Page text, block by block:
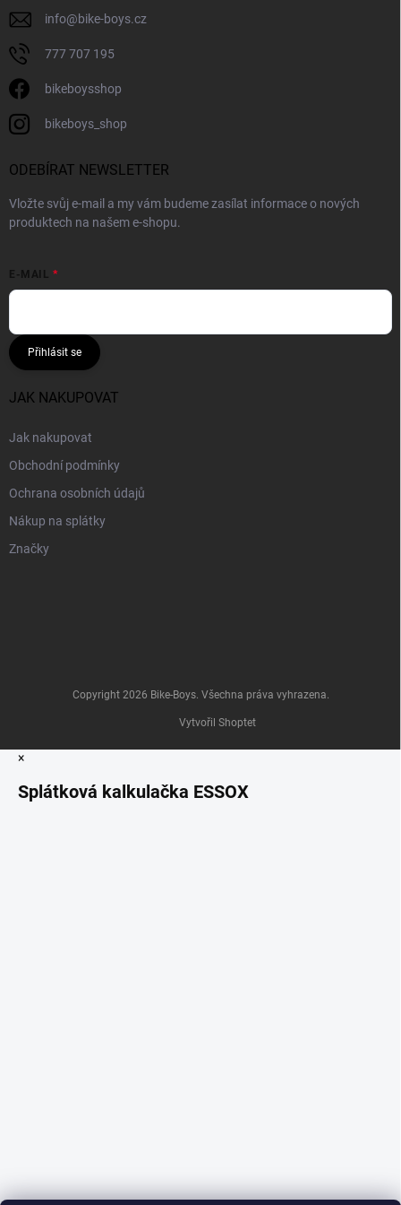
info@bike-boys.cz
777 707 195
bikeboysshop
bikeboys_shop
ODEBÍRAT NEWSLETTER
Vložte svůj e-mail a my vám budeme zasílat informace o nových
produktech na našem e-shopu.
E-MAIL
Přihlásit se
JAK NAKUPOVAT
Jak nakupovat
Obchodní podmínky
Ochrana osobních údajů
Nákup na splátky
Značky
Vytvořil Shoptet
Copyright 2026 Bike-Boys. Všechna práva vyhrazena.
×
Splátková kalkulačka ESSOX